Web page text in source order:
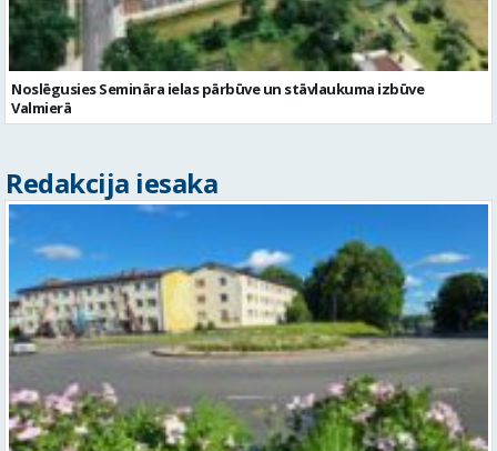
Noslēgusies Semināra ielas pārbūve un stāvlaukuma izbūve
Valmierā
Redakcija iesaka